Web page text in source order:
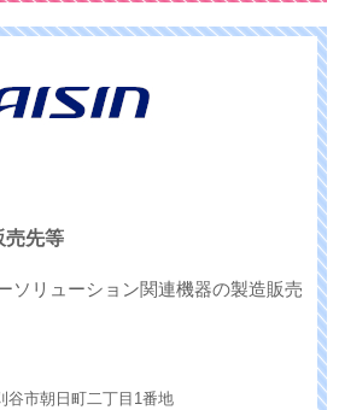
売先等
ソリューション関連機器の製造販売
市朝日町二丁目1番地